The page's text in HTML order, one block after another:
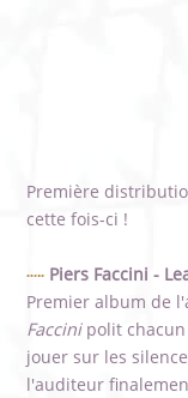
Première
cette fois-ci !
Piers Faccini -
Premier album de
Faccinipolit chacun
jouer sur les
l'auditeur